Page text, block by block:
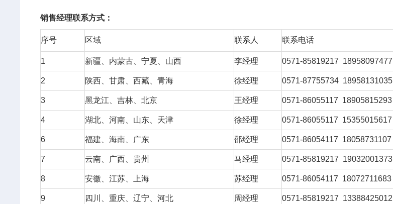
销售经理联系方式：
序号 区域 联系人 联系电话
1 新疆、内蒙古、宁夏、山西 李经理 0571-85819217 18958097477
2 陕西、甘肃、西藏、青海 徐经理 0571-87755734 18958131035
3 黑龙江、吉林、北京 王经理 0571-86055117 18905815293
4 湖北、河南、山东、天津 徐经理 0571-86055117 15355015617
6 福建、海南、广东 邵经理 0571-86054117 18058731107
7 云南、广西、贵州 马经理 0571-85819217 19032001373
8 安徽、江苏、上海 苏经理 0571-86054117 18072711683
9 四川、重庆、辽宁、河北 周经理 0571-85819217 13388425012